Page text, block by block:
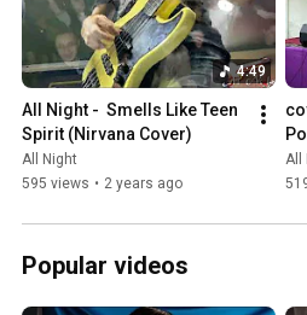
4:49
All Night -  Smells Like Teen
Spirit (Nirvana Cover)
All Night
595 views • 2 years ago
All
Popular videos